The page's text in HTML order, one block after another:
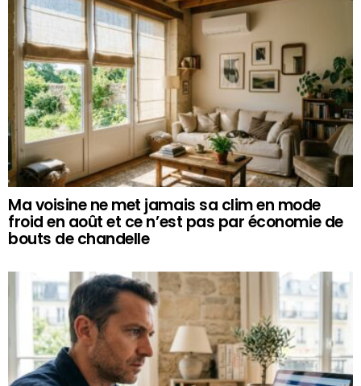
Ma voisine ne met jamais sa clim en mode
froid en août et ce n’est pas par économie de
bouts de chandelle